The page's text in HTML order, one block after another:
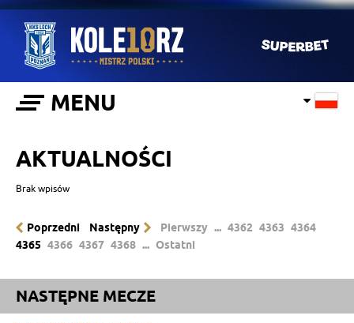
MENU
AKTUALNOŚCI
Brak wpisów
Poprzedni Następny Pierwszy ... 4362 4363 4364
4365 4366 4367 4368 ... Ostatni
NASTĘPNE MECZE